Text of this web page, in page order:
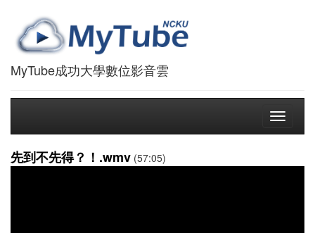
MyTube成功大學數位影音雲
Toggle
先到不先得？！.wmv (57:05)